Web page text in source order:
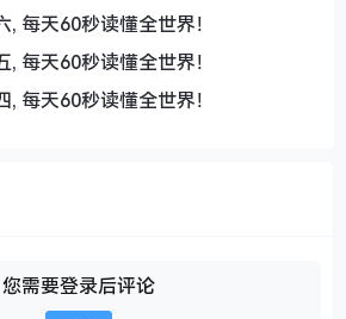
每天60秒读懂全世界！
每天60秒读懂全世界！
每天60秒读懂全世界！
您需要登录后评论